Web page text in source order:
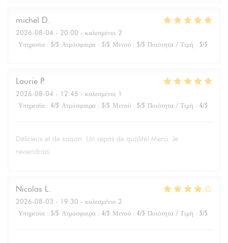
michel D
2026-08-04 - 20:00 - καλεσμένοι 2
Υπηρεσία : 5/5 Ατμόσφαιρα : 5/5 Μενού : 5/5 Ποιότητα / Τιμή : 5/5
Laurie P
2026-08-04 - 12:45 - καλεσμένοι 1
Υπηρεσία : 4/5 Ατμόσφαιρα : 5/5 Μενού : 5/5 Ποιότητα / Τιμή : 4/5
Délicieux et de saison. Un repas de qualité! Merci. Je
reviendrais.
Nicolas L
2026-08-03 - 19:30 - καλεσμένοι 2
Υπηρεσία : 5/5 Ατμόσφαιρα : 4/5 Μενού : 4/5 Ποιότητα / Τιμή : 5/5